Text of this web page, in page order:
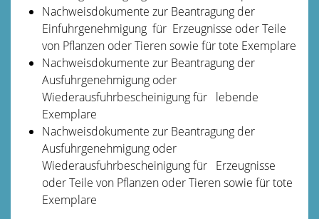
Nachweisdokumente zur Beantragung der
Einfuhrgenehmigung für Erzeugnisse oder Teile
von Pflanzen oder Tieren sowie für tote Exemplare
Nachweisdokumente zur Beantragung der
Ausfuhrgenehmigung oder
Wiederausfuhrbescheinigung für lebende
Exemplare
Nachweisdokumente zur Beantragung der
Ausfuhrgenehmigung oder
Wiederausfuhrbescheinigung für Erzeugnisse
oder Teile von Pflanzen oder Tieren sowie für tote
Exemplare